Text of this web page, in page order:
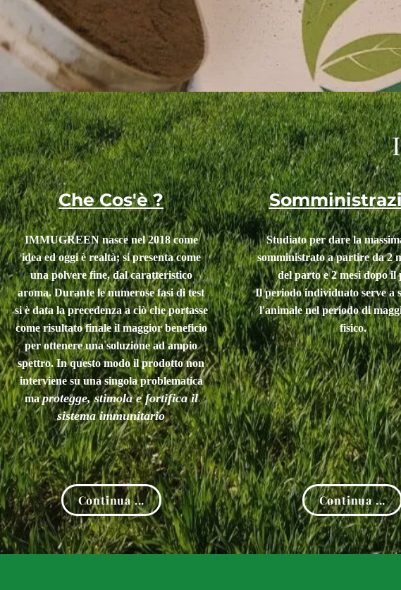
Che Cos'è ?
IMMUGREEN nasce nel 2018 come
idea ed oggi è realtà; si presenta come
una polvere fine, dal caratteristico
aroma. Durante le numerose fasi di test
si è data la precedenza a ciò che portasse
come risultato finale il maggior beneficio
per ottenere una soluzione ad ampio
spettro. In questo modo il prodotto non
interviene su una singola problematica
maprotegge, stimola e fortifica il
sistema immunitario
Continua ...
Studiato per dare la
somministrato a partire da 2
del parto e 2 mesi dopo il
Il periodo individuato serve a
l'animale nel periodo di
fisico.
Continua ...